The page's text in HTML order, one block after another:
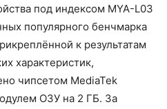
под индексом MYA-L03
популярного бенчмарка
к результатам
характеристик,
чипсетом MediaTek
ОЗУ на 2 ГБ. За